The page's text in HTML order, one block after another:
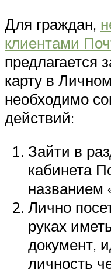
Для граждан,
клиентами
предлагается
карту в
необходимо
действий:
Зайти в
кабинета
названием
Лично
руках
документ,
личность